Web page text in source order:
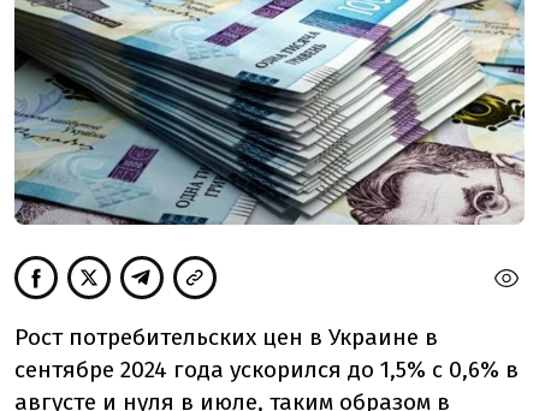
Рост потребительских цен в Украине в
сентябре 2024 года ускорился до 1,5% с 0,6% в
августе и нуля в июле, таким образом в